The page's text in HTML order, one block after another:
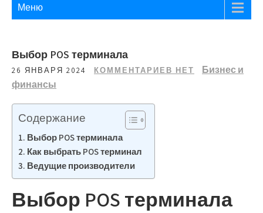
Меню
Выбор POS терминала
26 ЯНВАРЯ 2024 КОММЕНТАРИЕВ НЕТ
Бизнес и
финансы
Содержание
Выбор POS терминала
Как выбрать POS терминал
Ведущие производители
Выбор POS терминала